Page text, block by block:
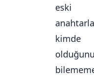
eski
kimde